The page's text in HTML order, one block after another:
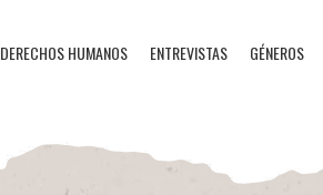
DERECHOS HUMANOS ENTREVISTAS GÉNEROS